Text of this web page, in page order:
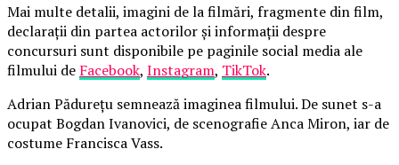
Mai multe detalii, imagini de la filmări, fragmente din film,
declarații din partea actorilor și informații despre
concursuri sunt disponibile pe paginile social media ale
filmului de Facebook, Instagram, TikTok.
Adrian Pădurețu semnează imaginea filmului. De sunet s-a
ocupat Bogdan Ivanovici, de scenografie Anca Miron, iar de
costume Francisca Vass.